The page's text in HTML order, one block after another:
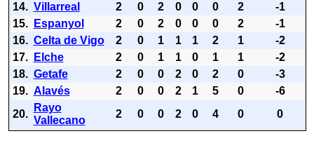
14. Villarreal 2 0 2 0 0 0 2
-1
15.
Espanyol 2 0 2 0 0 0 2
-1
16. Celta de Vigo 2 0 1 1 1 2 1
-2
17.
Elche 2 0 1 1 0 1 1
-2
18. Getafe 2 0 0 2 0 2 0
-3
19. Alavés 2 0 0 2 1 5 0
-6
20.
Rayo
Vallecano
2 0 0 2 0 4 0 0